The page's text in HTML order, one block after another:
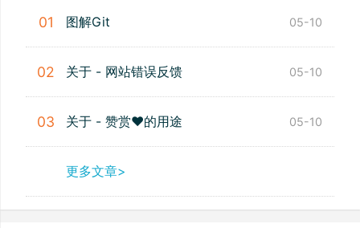
01 图解Git 05-10
02 关于 - 网站错误反馈 05-10
03 关于 - 赞赏❤️的用途 05-10
更多文章>